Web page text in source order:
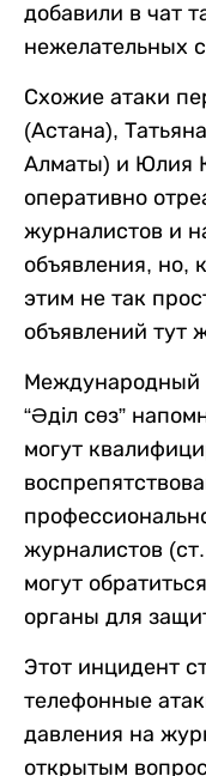
добавили в чат
нежелательных
Схожие атаки
(Астана),
Алматы) и Юлия
оперативно
журналистов и
объявления, но,
этим не так
объявлений тут
Международный
“Әділ сөз”
могут
журналистов
могут
органы для
Этот инцидент
телефонные
давления на
открытым